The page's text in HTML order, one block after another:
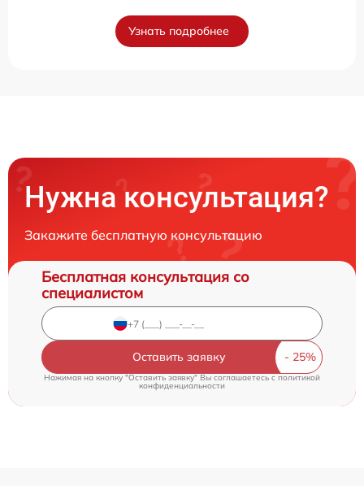
Узнать подробнее
Нужна консультация?
Закажите бесплатную консультацию
Бесплатная консультация со
специалистом
Оставить заявку
Нажимая на кнопку "Оставить заявку" Вы соглашаетесь c политикой
конфиденциальности